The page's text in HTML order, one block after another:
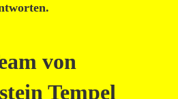
von
Tempel